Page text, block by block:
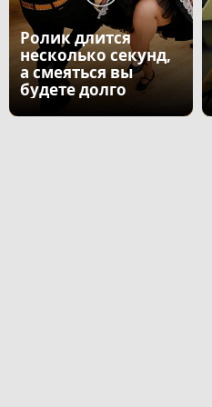
Ролик длится
несколько секунд,
а смеяться вы
будете долго